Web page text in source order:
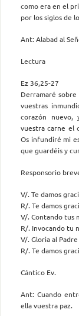
como era en el
por los siglos de
Ant: Alabad al
Lectura
Ez 36,25-27
Derramaré
vuestras
corazón
vuestra carne el
Os infundiré mi
que guardéis y
Responsorio
V/. Te damos
R/. Te damos
V/. Contando tus
R/. Invocando tu
V/. Gloria al
R/. Te damos
Cántico Ev.
Ant: Cuando
ella vuestra paz.